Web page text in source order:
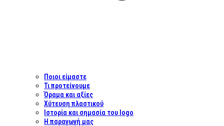
Ποιοι είμαστε
Τι προτείνουμε
Όραμα και αξίες
Χύτευση πλαστικού
Ιστορία και σημασία του logo
Η παραγωγή μας